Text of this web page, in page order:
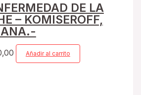
DE LA
– KOMISEROFF,
Añadir al carrito